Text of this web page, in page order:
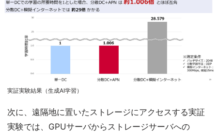
実証実験結果（生成AI学習）
次に、遠隔地に置いたストレージにアクセスする実証
実験では、GPUサーバからストレージサーバへの